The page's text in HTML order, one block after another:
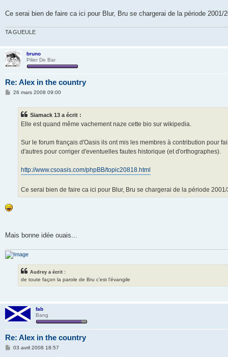
Ce serai bien de faire ca ici pour Blur, Bru se chargerai de la période 2001/
TA GUEULE
bruno
Pilier De Bar
Re: Alex in the country
M26 mars 2008 09:00
Siamack 13 a écrit :
Elle est quand même vachement naze cette bio sur wikipedia.
Sur le forum français d'Oasis ils ont mis les membres à contribution pour
d'autres pour corriger d'eventuelles fautes historique (et d'orthographes).
http://www.csoasis.com/phpBB/topic20818.html
Ce serai bien de faire ca ici pour Blur, Bru se chargerai de la période
Mais bonne idée ouais...
Audrey a écrit :
de toute façon la parole de Bru c'est l'évangile
fab
Bang
Re: Alex in the country
M03 avril 2008 18:57